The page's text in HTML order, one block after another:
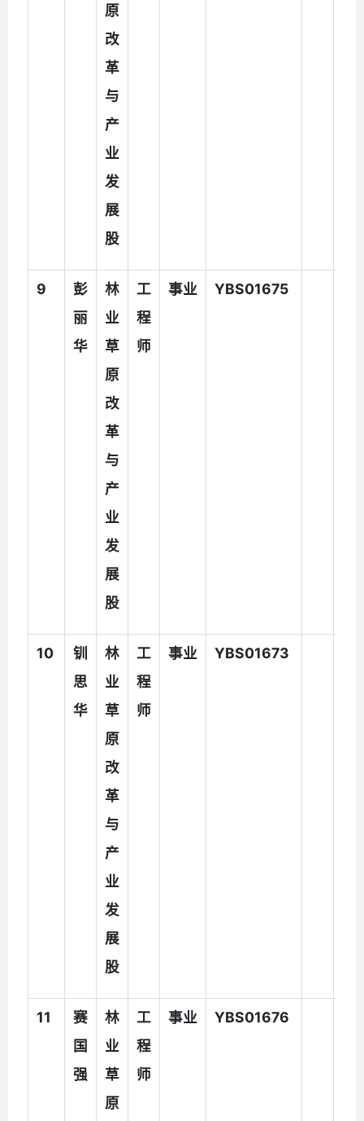
原
改
革
与
产
业
发
展
股
9
彭
丽
华
林
业
草
原
改
革
与
产
业
发
展
股
工
程
师
事业 YBS01675
10
钏
思
华
林
业
草
原
改
革
与
产
业
发
展
股
工
程
师
事业 YBS01673
11
赛
国
强
林
业
草
原
工
程
师
事业 YBS01676